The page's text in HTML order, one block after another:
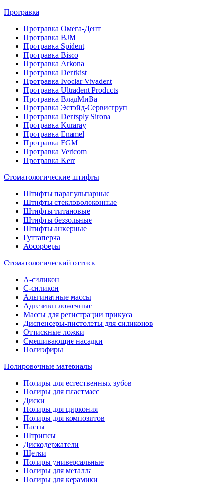
Протравка
Протравка Омега-Дент
Протравка BJM
Протравка Spident
Протравка Bisco
Протравка Arkona
Протравка Dentkist
Протравка Ivoclar Vivadent
Протравка Ultradent Products
Протравка ВладМиВа
Протравка Эстэйд-Сервисгруп
Протравка Dentsply Sirona
Протравка Kuraray
Протравка Enamel
Протравка FGM
Протравка Vericom
Протравка Kerr
Стоматологические штифты
Штифты парапульпарные
Штифты стекловолоконные
Штифты титановые
Штифты беззольные
Штифты анкерные
Гуттаперча
Абсорберы
Стоматологический оттиск
А-силикон
C-силикон
Альгинатные массы
Адгезивы ложечные
Массы для регистрации прикуса
Диспенсеры-пистолеты для силиконов
Оттискные ложки
Смешивающие насадки
Полиэфиры
Полировочные материалы
Полиры для естественных зубов
Полиры для пластмасс
Диски
Полиры для циркония
Полиры для композитов
Пасты
Штрипсы
Дискодержатели
Щетки
Полиры универсальные
Полиры для металла
Полиры для керамики